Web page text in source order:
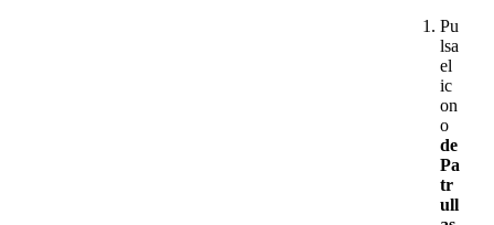
Pu
lsa
el
ic
on
o
de
Pa
tr
ull